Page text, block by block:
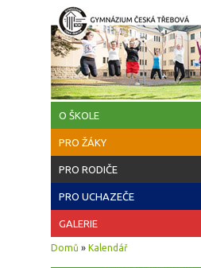
Přejít k hlavnímu obsahu
O ŠKOLE
PRO ŽÁKY
PRO RODIČE
PRO UCHAZEČE
GALERIE
Jste zde
Domů » Kalendář